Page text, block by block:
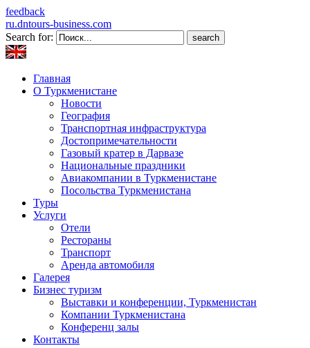
feedback
ru.dntours-business.com
Search for:
Главная
О Туркменистане
Новости
География
Транспортная инфраструктура
Достопримечательности
Газовый кратер в Дарвазе
Национальные праздники
Авиакомпании в Туркменистане
Посольства Туркменистана
Туры
Услуги
Отели
Рестораны
Транспорт
Аренда автомобиля
Галерея
Бизнес туризм
Выставки и конференции, Туркменистан
Компании Туркменистана
Конференц залы
Контакты